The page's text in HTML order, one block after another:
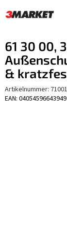
Inhalt
61 30 00,
&
Artikelnummer:
EAN: 04054596643949